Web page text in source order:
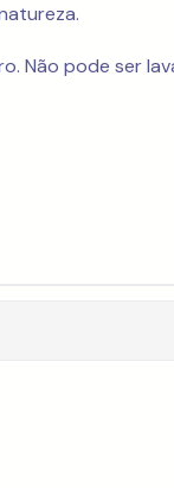
Não pode ser